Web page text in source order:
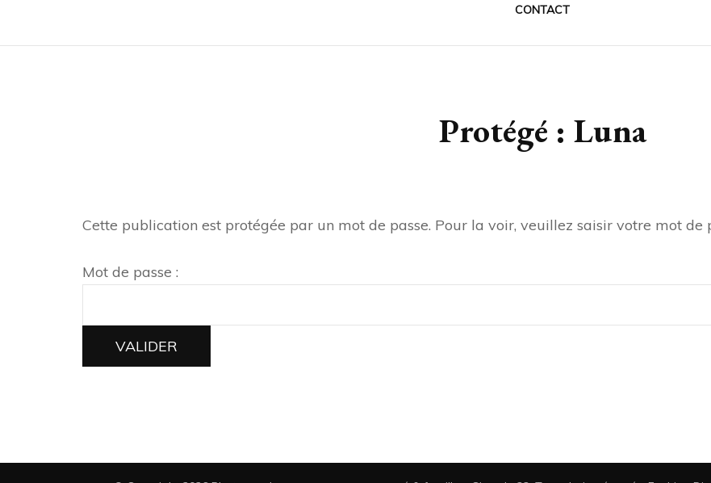
CONTACT
Protégé : Luna
Cette publication est protégée par un mot de passe. Pour la voir, veuillez saisir votre mot de
Mot de passe :